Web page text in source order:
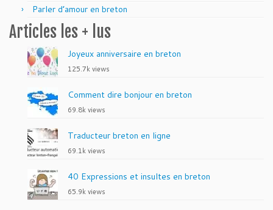
Parler d’amour en breton
Articles les + lus
Joyeux anniversaire en breton
125.7k views
Comment dire bonjour en breton
69.8k views
Traducteur breton en ligne
69.1k views
40 Expressions et insultes en breton
65.9k views